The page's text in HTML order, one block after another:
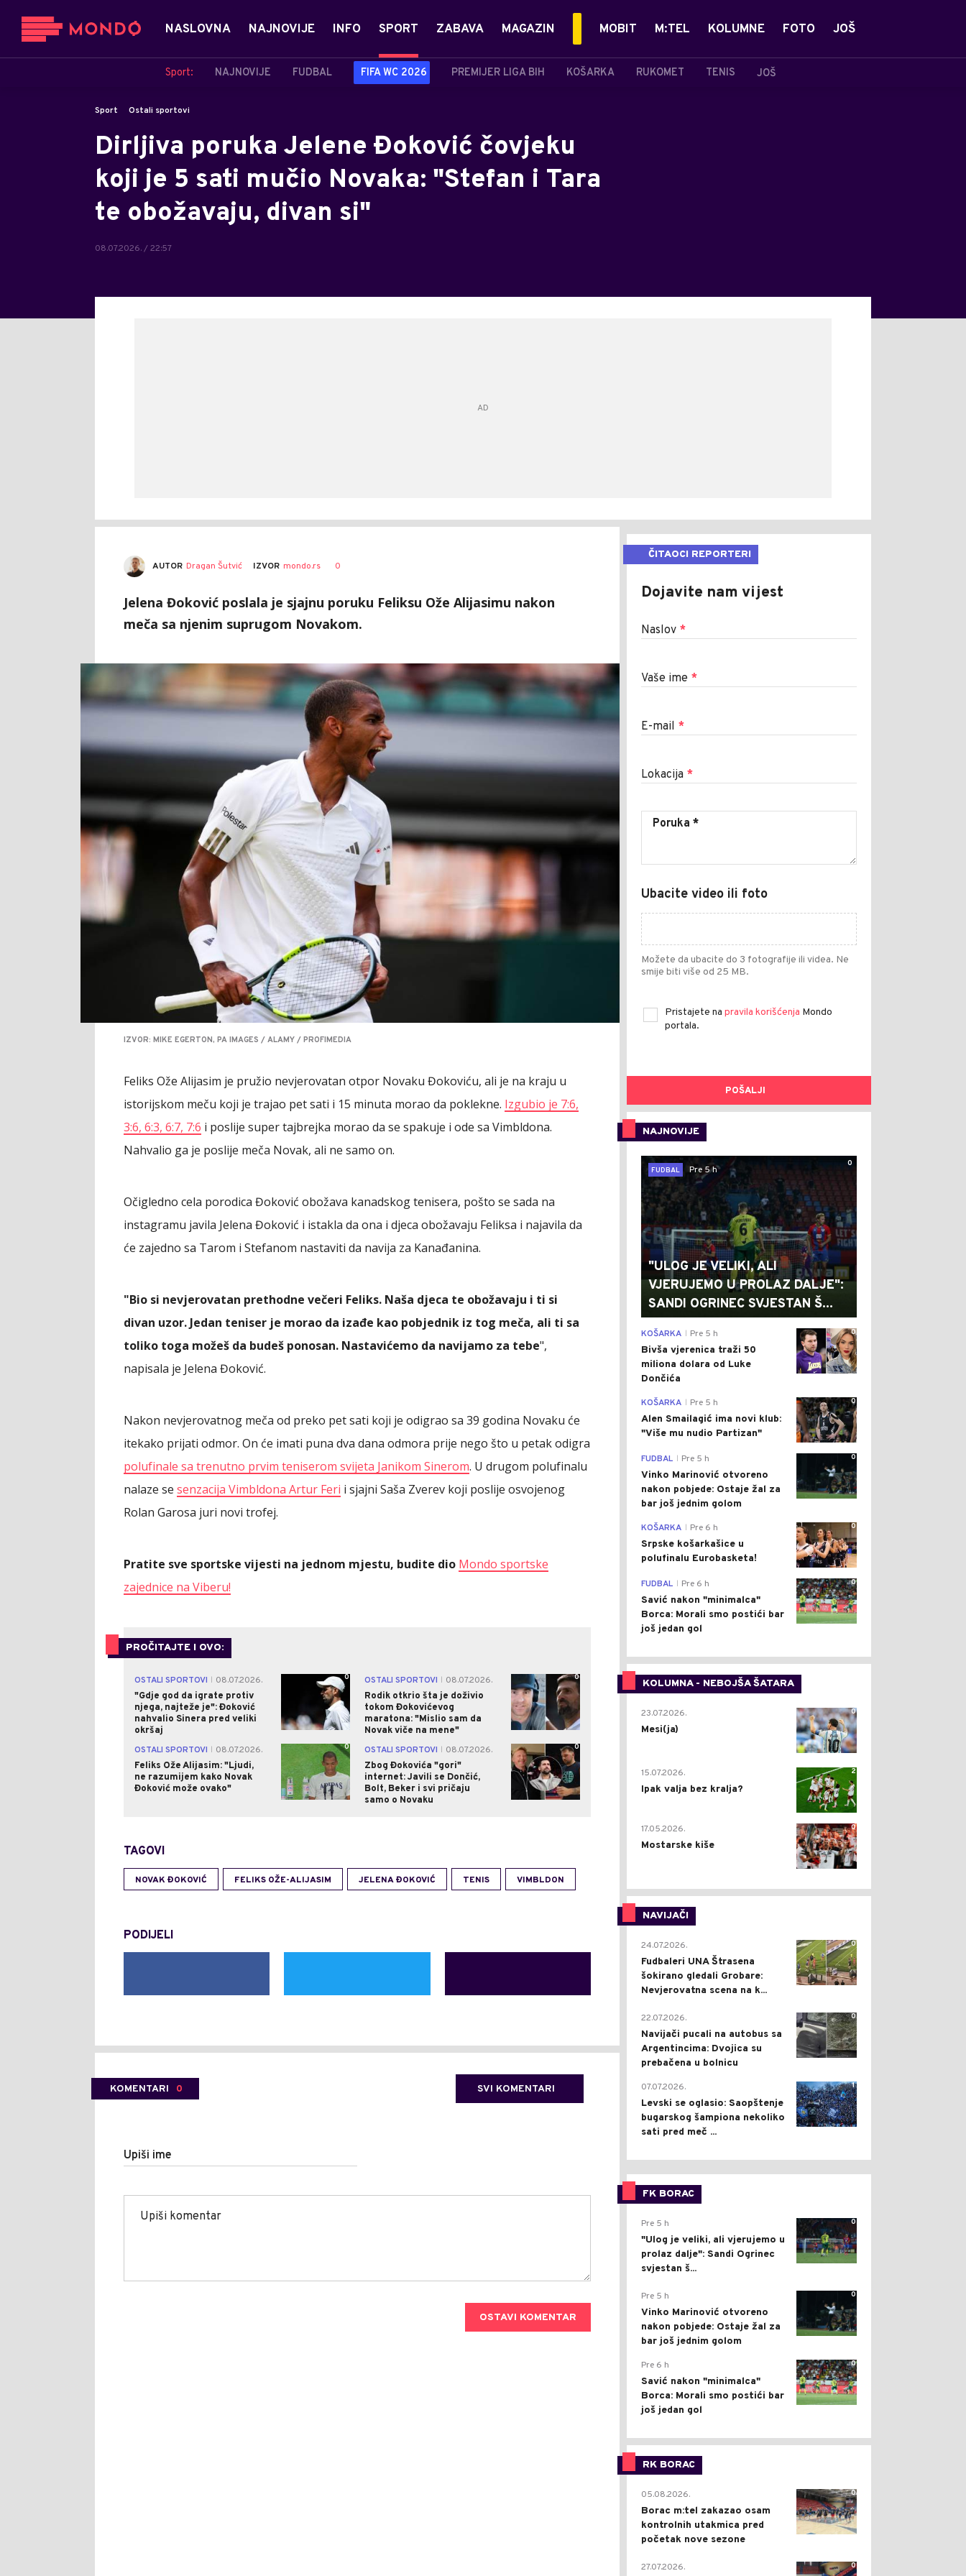
NASLOVNA NAJNOVIJE INFO SPORT
Sport: NAJNOVIJE FUDBAL FIFA WC 2026 PREMIJER LIGA BIH KOŠARKA RUKOMET TENIS JOŠ
ZABAVA MAGAZIN MOBIT M:TEL KOLUMNE FOTO JOŠ
Sport Ostali sportovi
Dirljiva poruka Jelene Đoković čovjeku
koji je 5 sati mučio Novaka: "Stefan i Tara
te obožavaju, divan si"
08.07.2026. / 22:57
AUTOR Dragan Šutvić IZVOR mondo.rs 0
Jelena Đoković poslala je sjajnu poruku Feliksu Ože Alijasimu nakon
meča sa njenim suprugom Novakom.
IZVOR: MIKE EGERTON, PA IMAGES / ALAMY / PROFIMEDIA
Feliks Ože Alijasim je pružio nevjerovatan otpor Novaku Đokoviću, ali je na kraju u
istorijskom meču koji je trajao pet sati i 15 minuta morao da poklekne. Izgubio je 7:6,
3:6, 6:3, 6:7, 7:6 i poslije super tajbrejka morao da se spakuje i ode sa Vimbldona.
Nahvalio ga je poslije meča Novak, ali ne samo on.
Očigledno cela porodica Đoković obožava kanadskog tenisera, pošto se sada na
instagramu javila Jelena Đoković i istakla da ona i djeca obožavaju Feliksa i najavila da
će zajedno sa Tarom i Stefanom nastaviti da navija za Kanađanina.
"Bio si nevjerovatan prethodne večeri Feliks. Naša djeca te obožavaju i ti si
divan uzor. Jedan teniser je morao da izađe kao pobjednik iz tog meča, ali ti sa
toliko toga možeš da budeš ponosan. Nastavićemo da navijamo za tebe",
napisala je Jelena Đoković.
Nakon nevjerovatnog meča od preko pet sati koji je odigrao sa 39 godina Novaku će
itekako prijati odmor. On će imati puna dva dana odmora prije nego što u petak odigra
polufinale sa trenutno prvim teniserom svijeta Janikom Sinerom. U drugom polufinalu
nalaze se senzacija Vimbldona Artur Feri i sjajni Saša Zverev koji poslije osvojenog
Rolan Garosa juri novi trofej.
Pratite sve sportske vijesti na jednom mjestu, budite dio Mondo sportske
zajednice na Viberu!
PROČITAJTE I OVO:
OSTALI SPORTOVI
08.07.2026.
"Gdje god da igrate protiv
njega, najteže je": Đoković
nahvalio Sinera pred veliki
okršaj
0 OSTALI SPORTOVI
08.07.2026.
Rodik otkrio šta je doživio
tokom Đokovićevog
maratona: "Mislio sam da
Novak viče na mene"
0
OSTALI SPORTOVI
08.07.2026.
Feliks Ože Alijasim: "Ljudi,
ne razumijem kako Novak
Đoković može ovako"
0 OSTALI SPORTOVI
08.07.2026.
Zbog Đokovića "gori"
internet: Javili se Dončić,
Bolt, Beker i svi pričaju
samo o Novaku
0
TAGOVI
NOVAK ĐOKOVIĆ FELIKS OŽE-ALIJASIM JELENA ĐOKOVIĆ TENIS VIMBLDON
PODIJELI
KOMENTARI 0 SVI KOMENTARI
Upiši ime
OSTAVI KOMENTAR
ČITAOCI REPORTERI
Dojavite nam vijest
Naslov *
Vaše ime *
E-mail *
Lokacija *
Ubacite video ili foto
Možete da ubacite do 3 fotografije ili videa. Ne
smije biti više od 25 MB.
Pristajete na pravila korišćenja Mondo
portala.
POŠALJI
NAJNOVIJE
0
FUDBAL
Pre 5 h
"ULOG JE VELIKI, ALI
VJERUJEMO U PROLAZ DALJE":
SANDI OGRINEC SVJESTAN Š...
0
KOŠARKA Pre 5 h
Bivša vjerenica traži 50
miliona dolara od Luke
Dončića
0
KOŠARKA Pre 5 h
Alen Smailagić ima novi klub:
"Više mu nudio Partizan"
0
FUDBAL Pre 5 h
Vinko Marinović otvoreno
nakon pobjede: Ostaje žal za
bar još jednim golom
0
KOŠARKA Pre 6 h
Srpske košarkašice u
polufinalu Eurobasketa!
0
FUDBAL Pre 6 h
Savić nakon "minimalca"
Borca: Morali smo postići bar
još jedan gol
KOLUMNA - NEBOJŠA ŠATARA
0
23.07.2026.
Mesi(ja)
2
15.07.2026.
Ipak valja bez kralja?
0
17.05.2026.
Mostarske kiše
NAVIJAČI
0
24.07.2026.
Fudbaleri UNA Štrasena
šokirano gledali Grobare:
Nevjerovatna scena na k...
0
22.07.2026.
Navijači pucali na autobus sa
Argentincima: Dvojica su
prebačena u bolnicu
1
07.07.2026.
Levski se oglasio: Saopštenje
bugarskog šampiona nekoliko
sati pred meč ...
FK BORAC
0
Pre 5 h
"Ulog je veliki, ali vjerujemo u
prolaz dalje": Sandi Ogrinec
svjestan š...
0
Pre 5 h
Vinko Marinović otvoreno
nakon pobjede: Ostaje žal za
bar još jednim golom
0
Pre 6 h
Savić nakon "minimalca"
Borca: Morali smo postići bar
još jedan gol
RK BORAC
0
05.08.2026.
Borac m:tel zakazao osam
kontrolnih utakmica pred
početak nove sezone
0
27.07.2026.